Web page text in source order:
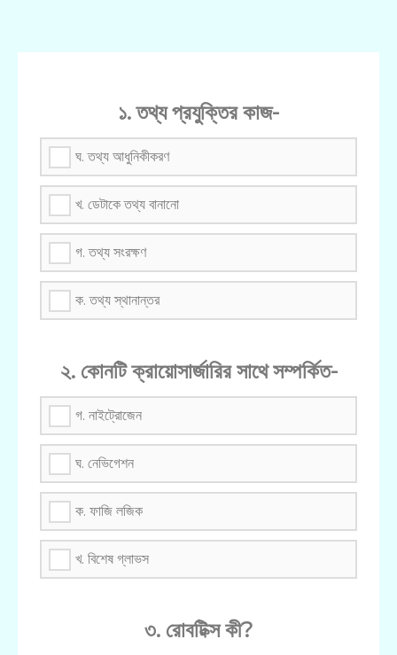
১. তথ্য প্রযুক্তির কাজ-
ঘ. তথ্য আধুনিকীকরণ
খ. ডেটাকে তথ্য বানানো
গ. তথ্য সংরক্ষণ
ক. তথ্য স্থানান্তর
২. কোনটি ক্রায়োসার্জারির সাথে সম্পর্কিত-
গ. নাইট্রোজেন
ঘ. নেভিগেশন
ক. ফাজি লজিক
খ. বিশেষ গ্লাভস
৩. রোবটিক্স কী?